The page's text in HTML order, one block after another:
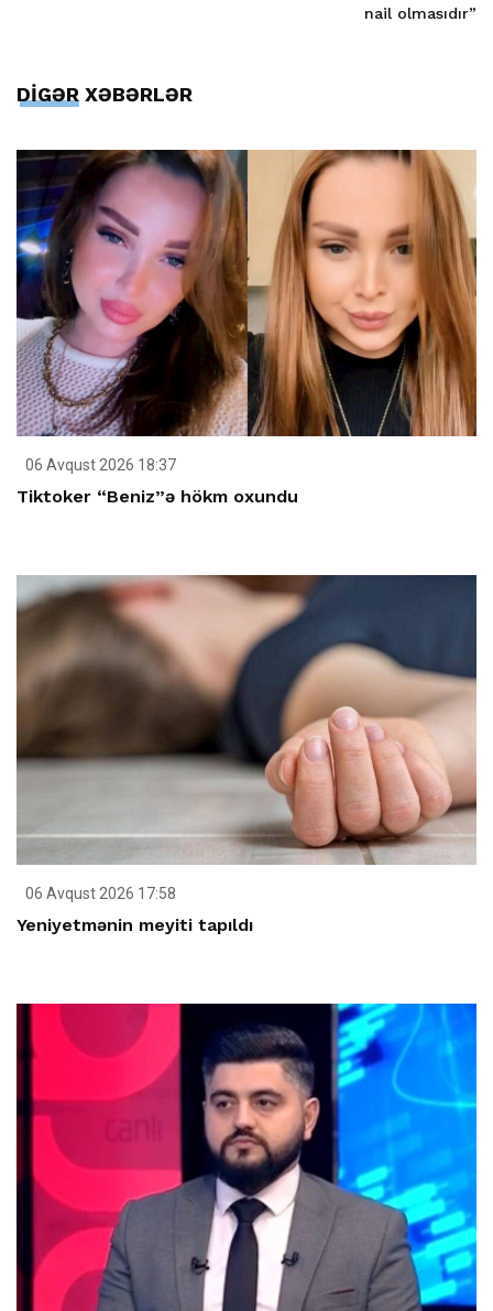
nail olmasıdır”
DİGƏR XƏBƏRLƏR
06 Avqust 2026 18:37
Tiktoker “Beniz”ə hökm oxundu
06 Avqust 2026 17:58
Yeniyetmənin meyiti tapıldı